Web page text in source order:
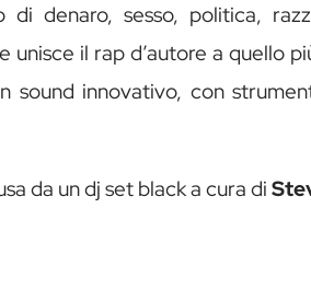
denaro, sesso, politica,
il rap d’autore a quello
sound innovativo, con
da un dj set black a cura di